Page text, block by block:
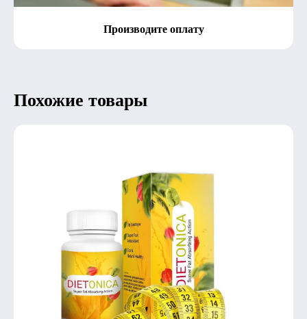
Производите оплату
Похожие товары